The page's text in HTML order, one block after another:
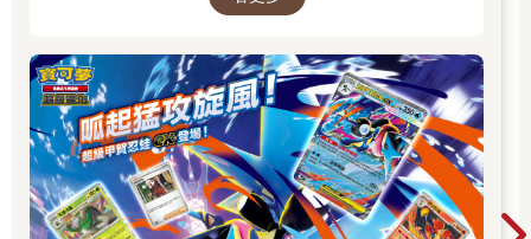
「但這就是命運的安排嗎？這只是因為我們的土地貧瘠得不能讓
我們英格蘭的土地肥沃、氣候宜人，它能供給的食物豐饒，即使
住在這的動物再多上幾倍也足夠。單是我們的這個小農莊就足夠
養活十二匹馬、二十頭牛和上百隻綿羊—而且，都能過上比現在
更舒適、更體面的生活，而且超乎我們的想像。那為什麼我們仍
持續陷在這種悲慘處境昵？因為人類，我們付出勞動所生產的一
切，幾乎全部都被人類偷走了。同志們，這就是問題的答案。歸
結成一個詞—人類。人類是我們唯一的敵人。除掉了人類，飢餓